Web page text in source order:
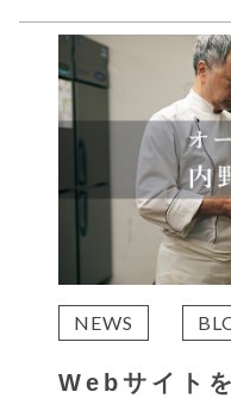
NEWS
Webサイト